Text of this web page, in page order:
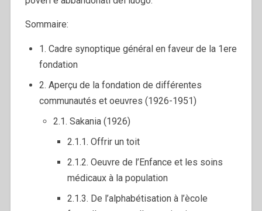
Sommaire:
1. Cadre synoptique général en faveur de la 1ere
fondation
2. Aperçu de la fondation de différentes
communautés et oeuvres (1926-1951)
2.1. Sakania (1926)
2.1.1. Offrir un toit
2.1.2. Oeuvre de l’Enfance et les soins
médicaux à la population
2.1.3. De l’alphabétisation à l’ècole